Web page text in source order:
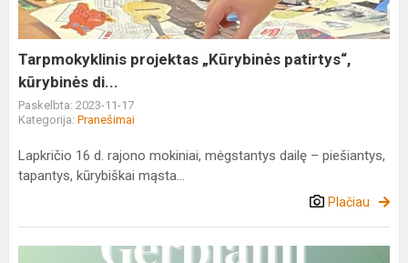
di...
Tarpmokyklinis projektas „Kūrybinės patirtys“,
kūrybinės di...
Paskelbta: 2023-11-17
Kategorija: Pranešimai
Lapkričio 16 d. rajono mokiniai, mėgstantys dailę – piešiantys,
tapantys, kūrybiškai mąsta...
Plačiau